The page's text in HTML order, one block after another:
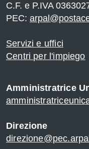
C.F. e P.IVA
PEC:
Servizi e uffici
Centri per l'impiego
Amministratrice
Direzione